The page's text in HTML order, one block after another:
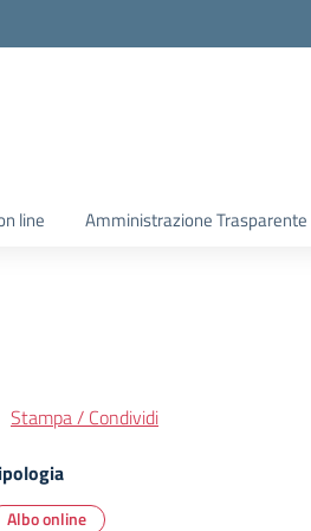
line Amministrazione Trasparente
Stampa / Condividi
Albo online